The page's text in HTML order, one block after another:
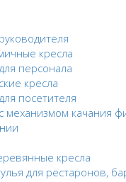
кресла
персонала
кресла
посетителя
механизмом качания
кресла
для рестаронов,